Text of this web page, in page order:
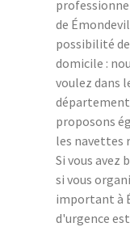
de
possibilité
domicile :
voulez dans
département
proposons
les navettes
Si vous avez
si vous
important à
d'urgence